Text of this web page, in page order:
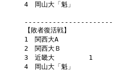
4　岡山大「魁」		3	６’４１”９４
【敗者復活戦】
1　関西大A		4	７’３２”００
2　関西大Ｂ		2	６’２８”５２
3　近畿大		1	６’２３”３７
4　岡山大「魁」		3	６’４１”７０